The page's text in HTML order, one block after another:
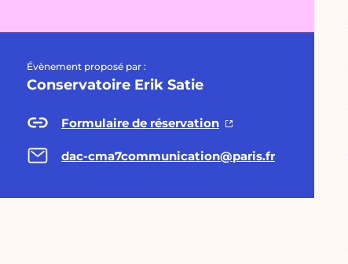
Évènement proposé par :
Conservatoire Erik Satie
Formulaire de réservation
dac-cma7communication@paris.fr